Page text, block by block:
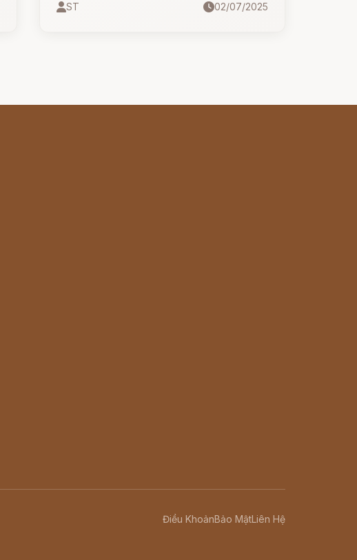
đuổi khỏi cung, nàng vẫn không nản
ST 02/07/2025
Điều KhoảnBảo MậtLiên Hệ